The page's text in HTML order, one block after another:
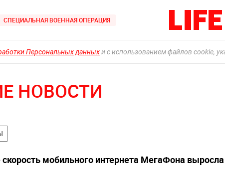
СПЕЦИАЛЬНАЯ ВОЕННАЯ ОПЕРАЦИЯ
Персональных данныхи с использованием файлов cookie,
НОВОСТИ
мобильного интернета МегаФона